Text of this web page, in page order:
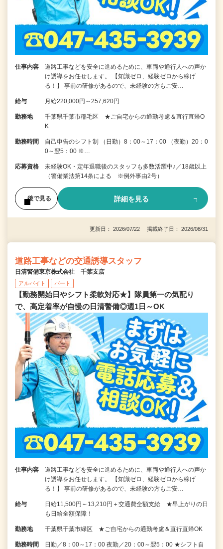
仕事内容
道路工事などを安全に進めるために、車両や通行人への声か
け誘導をお任せします。 【知識ゼロ、経験ゼロから稼げ
る！】 事前の研修があるので、未経験の方もご安…
給与 月給220,000円～257,620円
勤務地
千葉県千葉市稲毛区 ★ご自宅からの通勤考慮＆直行直帰O
K
勤務時間
自己申告のシフト制 （日勤）8：00～17：00 （夜勤）20：0
0～翌5：00 ※…
応募資格
未経験OK・定年退職後のスタッフも多数活躍中♪／18歳以上
（警備業法第14条による ※例外事由2号）
後で見る 詳細を見る
更新日： 2026/07/22 掲載終了日： 2026/08/31
道路工事などの交通誘導スタッフ
日清警備東京株式会社 千葉支店
アルバイト パート
【勤務開始日やシフト柔軟対応★】隊員第一の気配り
で、高定着率が自慢の日清警備◎週1日～OK
仕事内容
道路工事などを安全に進めるために、車両や通行人への声か
け誘導をお任せします。 【知識ゼロ、経験ゼロから稼げ
る！】 事前の研修があるので、未経験の方もご安…
給与
日給11,500円～13,210円＋交通費全額支給 ★早上がりの日
も日給全額保障！
勤務地 千葉県千葉市緑区 ★ご自宅からの通勤考慮＆直行直帰OK
勤務時間
日勤／8：00～17：00 夜勤／20：00～翌5：00 ★シフト自